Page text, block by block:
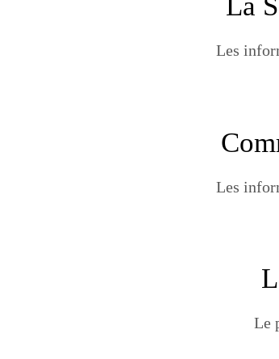
Les
Les
Le